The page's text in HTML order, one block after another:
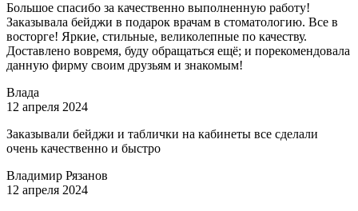
Большое спасибо за качественно выполненную работу!
Заказывала бейджи в подарок врачам в стоматологию. Все в
восторге! Яркие, стильные, великолепные по качеству.
Доставлено вовремя, буду обращаться ещё; и порекомендовала
данную фирму своим друзьям и знакомым!
Влада
12 апреля 2024
Заказывали бейджи и таблички на кабинеты все сделали
очень качественно и быстро
Владимир Рязанов
12 апреля 2024